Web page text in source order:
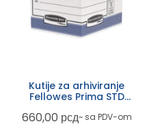
Kutije za arhiviranje
Fellowes Prima STD
660,00 рсд~ sa PDV-om